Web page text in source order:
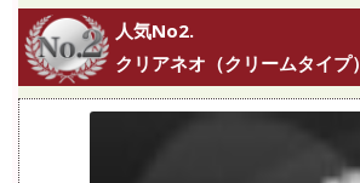
人気No2.
クリアネオ（クリームタイプ）